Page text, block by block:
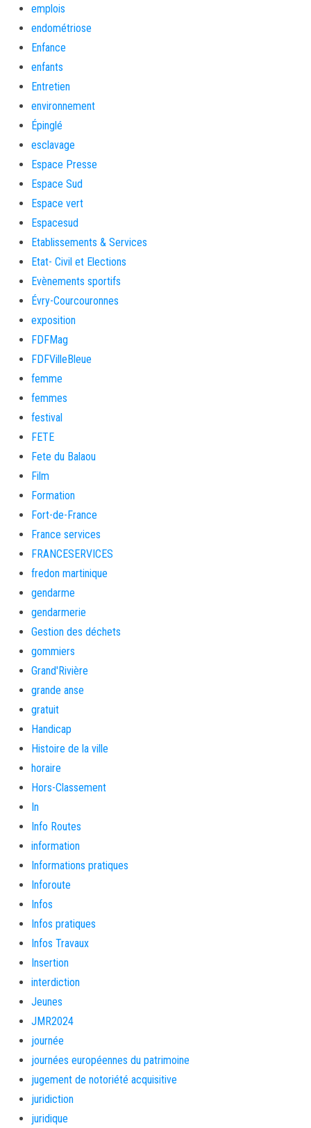
emplois
endométriose
Enfance
enfants
Entretien
environnement
Épinglé
esclavage
Espace Presse
Espace Sud
Espace vert
Espacesud
Etablissements & Services
Etat- Civil et Elections
Evènements sportifs
Évry-Courcouronnes
exposition
FDFMag
FDFVilleBleue
femme
femmes
festival
FETE
Fete du Balaou
Film
Formation
Fort-de-France
France services
FRANCESERVICES
fredon martinique
gendarme
gendarmerie
Gestion des déchets
gommiers
Grand'Rivière
grande anse
gratuit
Handicap
Histoire de la ville
horaire
Hors-Classement
In
Info Routes
information
Informations pratiques
Inforoute
Infos
Infos pratiques
Infos Travaux
Insertion
interdiction
Jeunes
JMR2024
journée
journées européennes du patrimoine
jugement de notoriété acquisitive
juridiction
juridique